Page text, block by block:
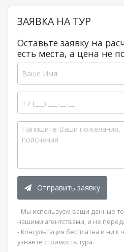
ЗАЯВКА НА ТУР
Оставьте заявку на
есть места, а цена не
Отправить заявку
- Мы используем ваши данные
нашими агентствами, и не
- Консультация бесплатна и ни
узнаете стоимость тура.